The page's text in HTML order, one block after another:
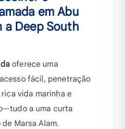
em Abu
a Deep South
oferece uma
fácil, penetração
vida marinha e
a uma curta
Marsa Alam.